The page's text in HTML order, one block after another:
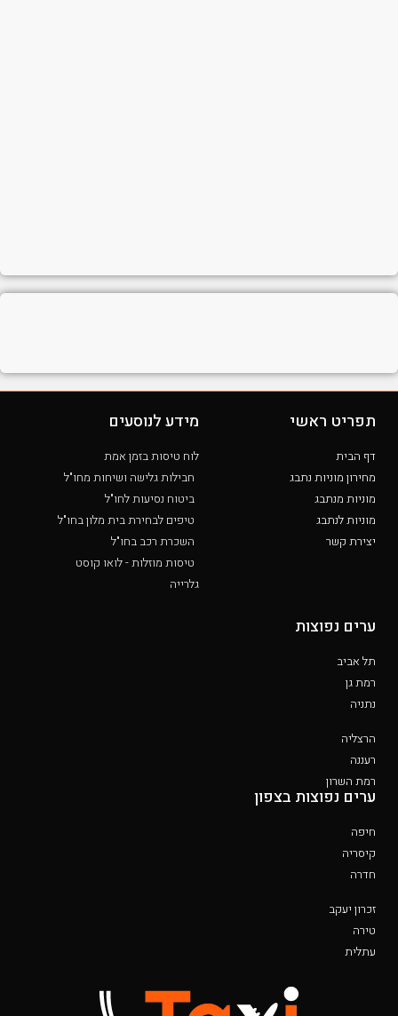
תפריט ראשי
דף הבית
מחירון מוניות נתבג
מוניות מנתבג
מוניות לנתבג
יצירת קשר
מידע לנוסעים
לוח טיסות בזמן אמת
חבילות גלישה ושיחות מחו"ל
ביטוח נסיעות לחו"ל
טיפים לבחירת בית מלון בחו"ל
השכרת רכב בחו"ל
טיסות מוזלות - לואו קוסט
גלרייה
ערים נפוצות
תל אביב
רמת גן
נתניה
הרצליה
רעננה
רמת השרון
ערים נפוצות בצפון
חיפה
קיסריה
חדרה
זכרון יעקב
טירה
עתלית